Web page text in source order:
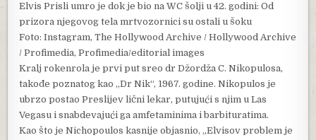
Elvis Prisli umro je dok je bio na WC šolji u 42. godini: Od
prizora njegovog tela mrtvozornici su ostali u šoku
Foto: Instagram, The Hollywood Archive / Hollywood Archive
/ Profimedia, Profimedia/editorial images
Kralj rokenrola je prvi put sreo dr Džordža C. Nikopulosa,
takođe poznatog kao „Dr Nik“, 1967. godine. Nikopulos je
ubrzo postao Preslijev lični lekar, putujući s njim u Las
Vegasu i snabdevajući ga amfetaminima i barbituratima.
Kao što je Nichopoulos kasnije objasnio, „Elvisov problem je